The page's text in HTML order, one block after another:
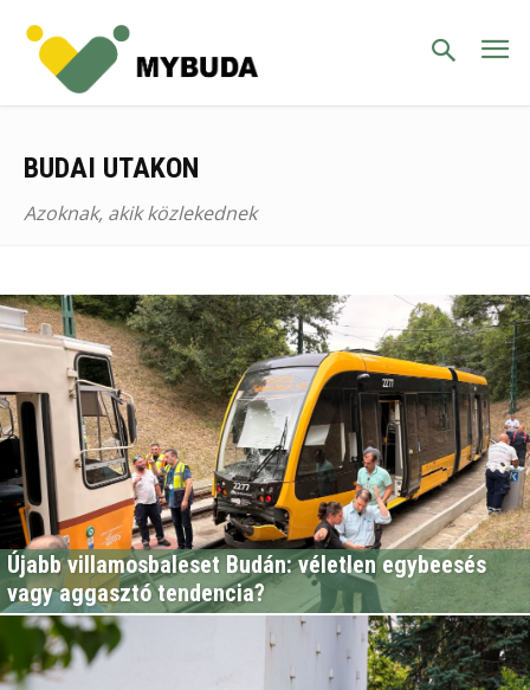
BUDAI UTAKON
Azoknak, akik közlekednek
Újabb villamosbaleset Budán: véletlen egybeesés
vagy aggasztó tendencia?